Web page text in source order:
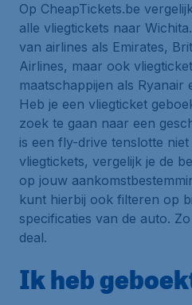
Op CheapTickets.be
alle vliegtickets naar
van airlines als Emirates,
Airlines, maar ook
maatschappijen als Ryanair
Heb je een vliegticket
zoek te gaan naar een
is een fly-drive tenslotte
vliegtickets, vergelijk je de
op jouw
kunt hierbij ook filteren op
specificaties van de auto.
deal.
Ik heb